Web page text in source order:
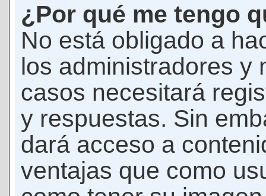
¿Por qué me tengo
No está obligado a
los administradores y
casos necesitará
y respuestas. Sin
dará acceso a
ventajas que como